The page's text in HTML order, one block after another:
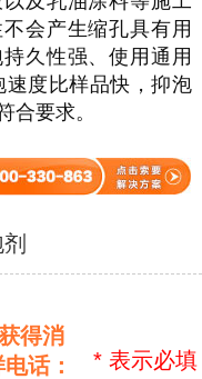
会产生缩孔具有用
久性强、使用通用
度比样品快，抑泡
合要求。
* 表示必填
得消
话：